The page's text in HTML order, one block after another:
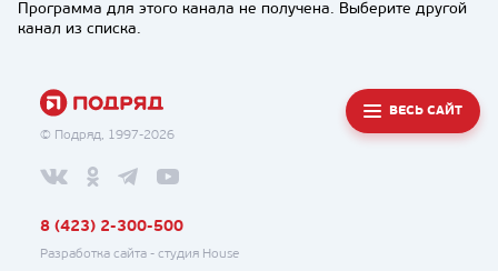
Программа для этого канала не получена. Выберите другой
канал из списка.
© Подряд, 1997-2026
ВЕСЬ САЙТ
8 (423) 2-300-500
Разработка сайта - студия House